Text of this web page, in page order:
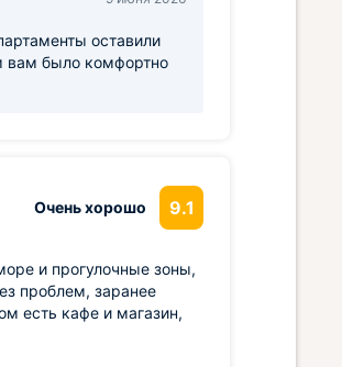
оставили
вам было комфортно
Очень хорошо 9.1
и прогулочные зоны,
проблем, заранее
есть кафе и магазин,